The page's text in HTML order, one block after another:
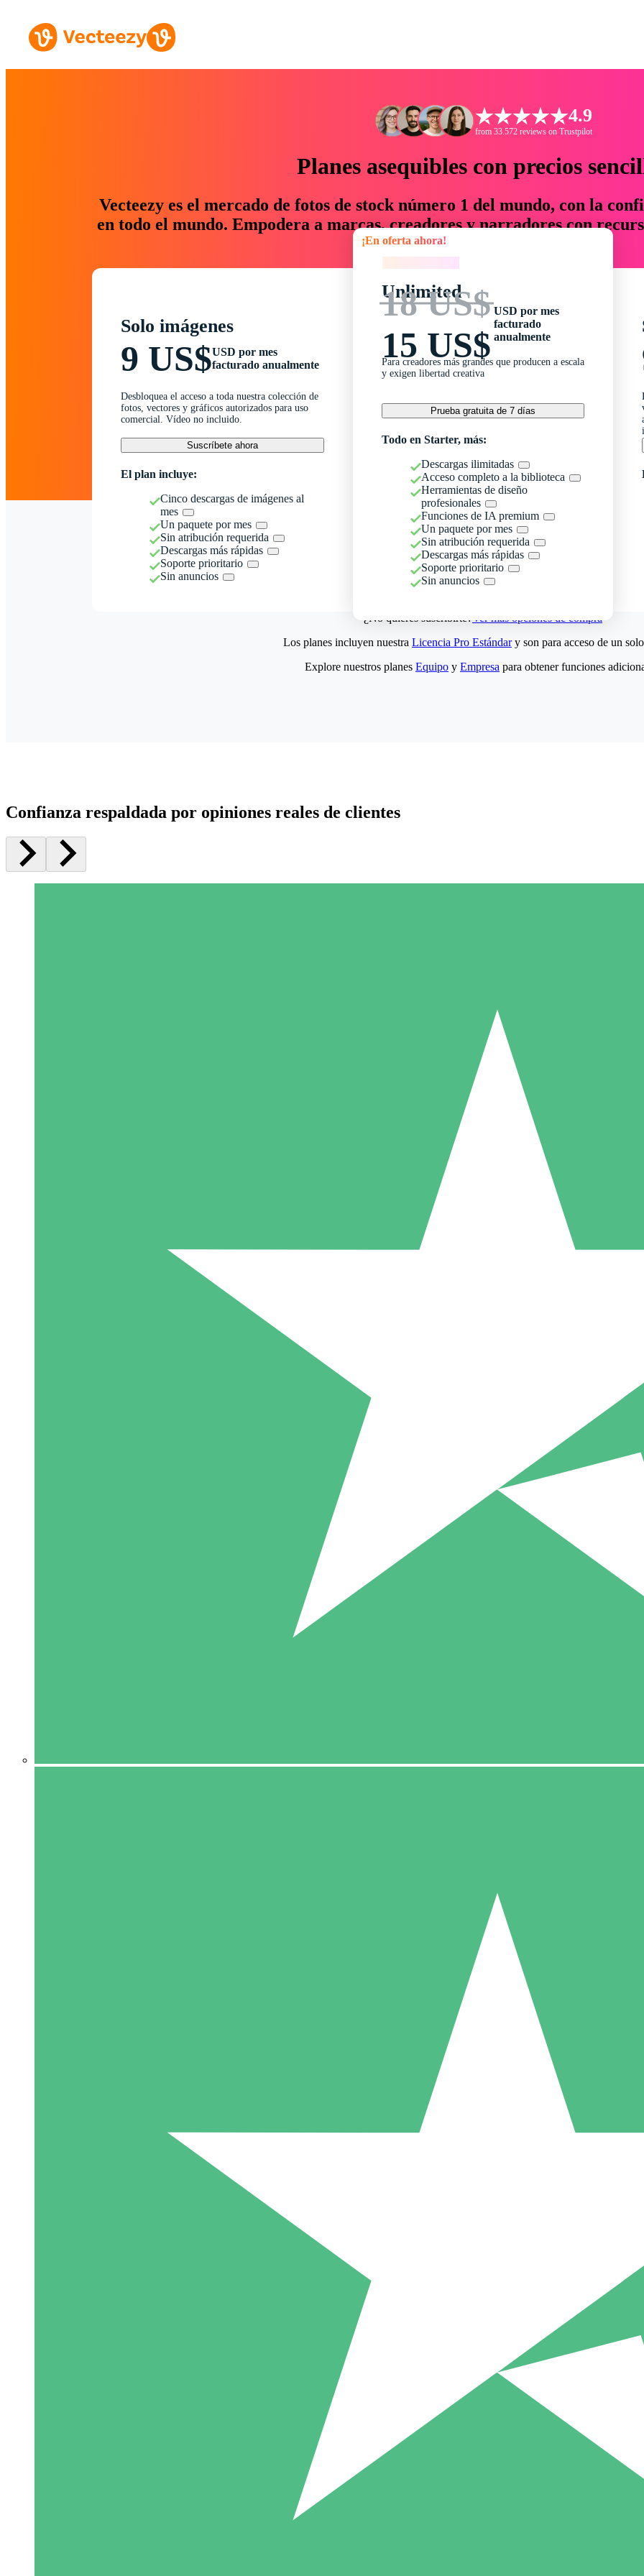
4.9
from 33.572 reviews on Trustpilot
Planes asequibles con precios
Vecteezy es el mercado de fotos de stock número 1 del mundo, con la
en todo el mundo. Empodera a marcas, creadores y narradores con
un 76 % en tiempo y presupuesto.
Solo imágenes
9 US$USD por mes
facturado anualmente
Desbloquea el acceso a toda nuestra colección de
fotos, vectores y gráficos autorizados para uso
comercial. Vídeo no incluido.
Suscríbete ahora
El plan incluye:
Cinco descargas de imágenes al
mes
Un paquete por mes
Sin atribución requerida
Descargas más rápidas
Soporte prioritario
Sin anuncios
¡En oferta ahora!
Unlimited
18 US$
15 US$
USD por mes
facturado
anualmente
Para creadores más grandes que producen a escala
y exigen libertad creativa
Prueba gratuita de 7 días
Todo en Starter, más:
Descargas ilimitadas
Acceso completo a la biblioteca
Herramientas de diseño
profesionales
Funciones de IA premium
Un paquete por mes
Sin atribución requerida
Descargas más rápidas
Soporte prioritario
Sin anuncios
¿No quieres suscribirte?Ver más opciones de compra
5 Descargas
15
Los planes incluyen nuestra Licencia Pro Estándary son para acceso de un
Explore nuestros planes Equipo y Empresa para obtener funciones
Confianza respaldada por opiniones reales de clientes